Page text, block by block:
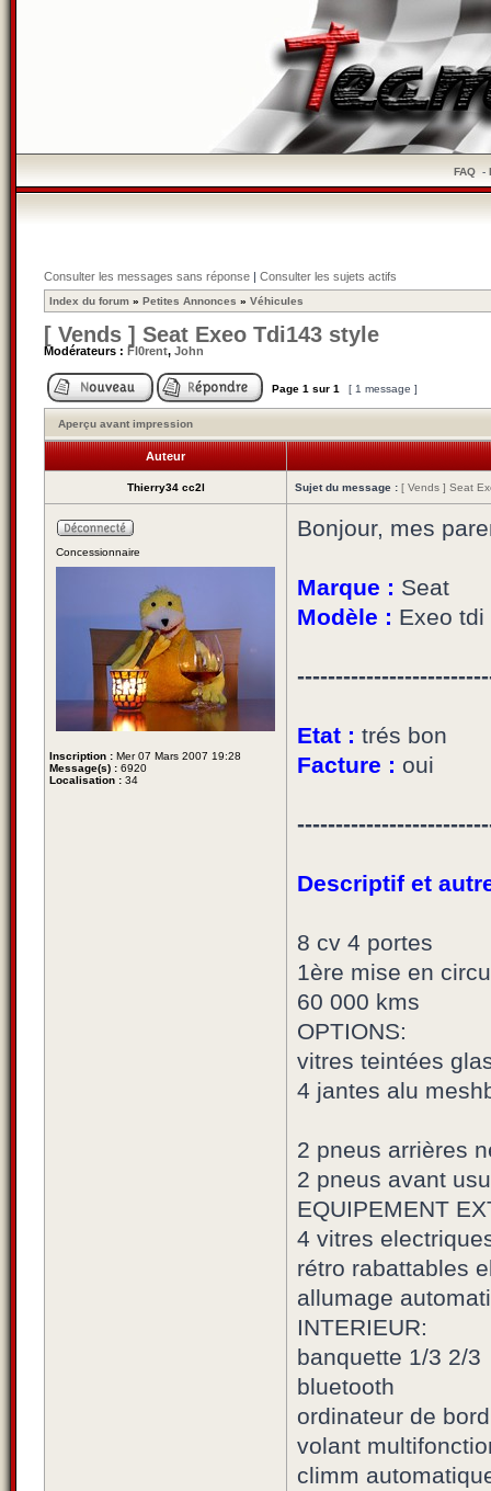
FAQ-
Consulter les messages sans réponse | Consulter les sujets actifs
Index du forum » Petites Annonces » Véhicules
[ Vends ] Seat Exeo Tdi143 style
Modérateurs : Fl0rent, John
Page 1 sur 1 [ 1 message ]
Aperçu avant impression
Auteur
Thierry34 cc2l Sujet du message : [ Vends ] Seat
Concessionnaire
Inscription : Mer 07 Mars 2007 19:28
Message(s) : 6920
Localisation : 34
Bonjour, mes
Marque : Seat
Modèle : Exeo
Etat : trés bon
Facture : oui
Descriptif et
8 cv 4 portes
1ère mise en
60 000 kms
OPTIONS:
vitres teintées
4 jantes alu
2 pneus arrières
2 pneus avant
EQUIPEMENT
4 vitres
rétro rabattables
allumage
INTERIEUR:
banquette 1/3 2/3
bluetooth
ordinateur de bord
volant
climm